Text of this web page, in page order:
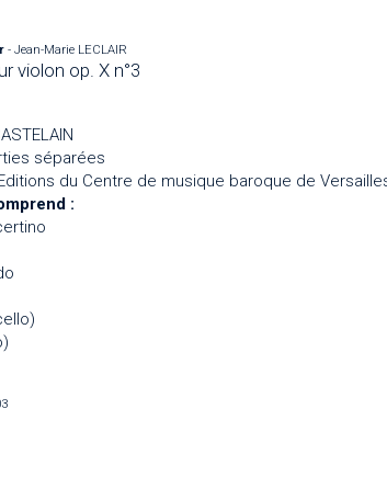
- Jean-Marie LECLAIR
violon op. X n°3
séparées
du Centre de musique baroque de
: